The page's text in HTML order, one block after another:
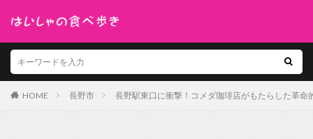
HOME 長野市 長野駅東口に衝撃！コメダ珈琲店がもたらした革命